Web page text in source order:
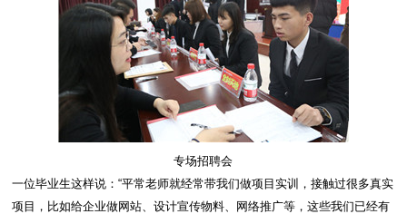
专场招聘会
一位毕业生这样说：“平常老师就经常带我们做项目实训，接触过很多真实
项目，比如给企业做网站、设计宣传物料、网络推广等，这些我们已经有